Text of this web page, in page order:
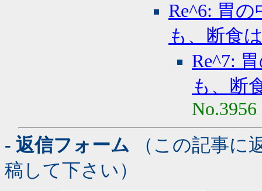
Re^6: 胃
も、断食
Re^7:
も、断
No.3956
- 返信フォーム （この記事に
稿して下さい）